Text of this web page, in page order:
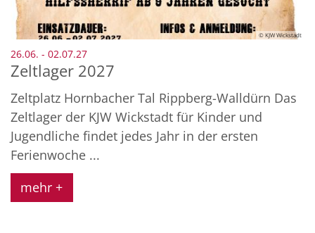
© KJW Wickstadt
26.06. - 02.07.27:
Zeltlager 2027
Zeltplatz Hornbacher Tal Rippberg-Walldürn Das
Zeltlager der KJW Wickstadt für Kinder und
Jugendliche findet jedes Jahr in der ersten
Ferienwoche ...
mehr +